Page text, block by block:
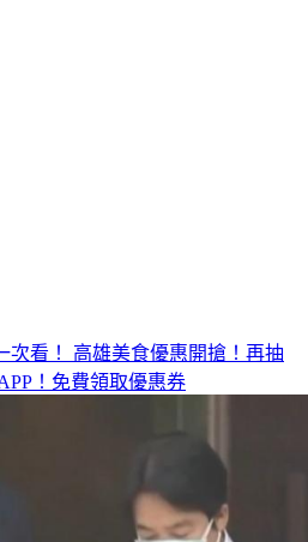
次看！ 高雄美食優惠開搶！再抽
！免費領取優惠券